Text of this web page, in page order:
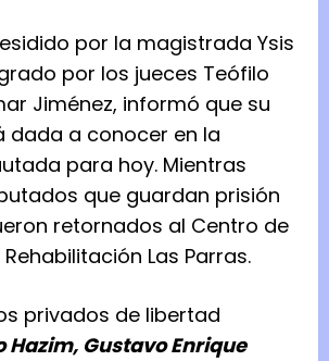
por la magistrada Ysis
por los jueces Teófilo
Jiménez, informó que su
dada a conocer en la
para hoy. Mientras
que guardan prisión
retornados al Centro de
Las Parras.
privados de libertad
Hazim, Gustavo Enrique